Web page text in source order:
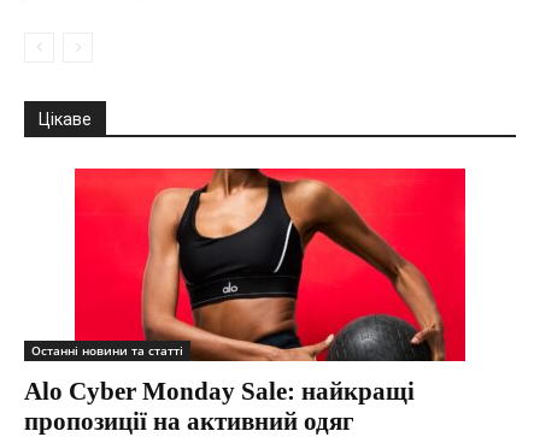
Цікаве
Останні новини та статті
Alo Cyber Monday Sale: найкращі
пропозиції на активний одяг